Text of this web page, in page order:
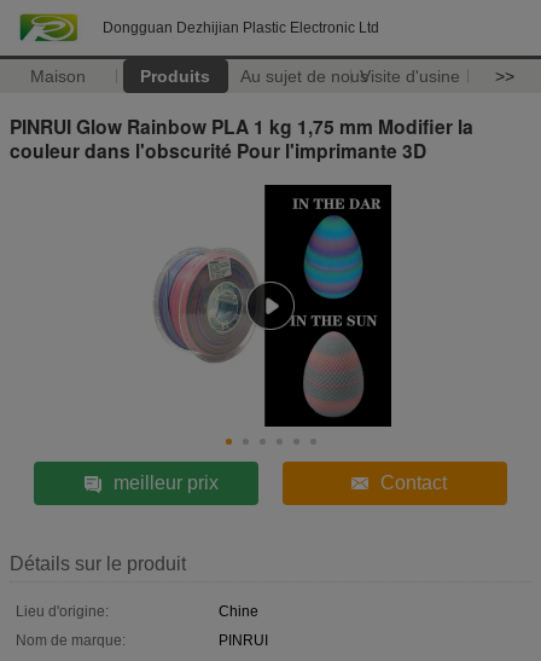
Dongguan Dezhijian Plastic Electronic Ltd
Maison Produits Au sujet de nousVisite d'usine >>
PINRUI Glow Rainbow PLA 1 kg 1,75 mm Modifier la
couleur dans l'obscurité Pour l'imprimante 3D
meilleur prix Contact
Détails sur le produit
Lieu d'origine:
Chine
Nom de marque:
PINRUI